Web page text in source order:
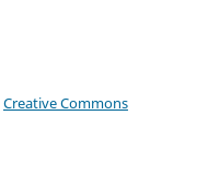
Creative Commons